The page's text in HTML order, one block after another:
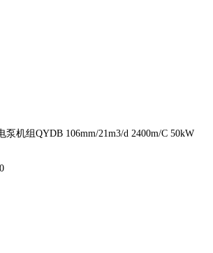
泵机组QYDB 106mm/21m3/d 2400m/C 50kW